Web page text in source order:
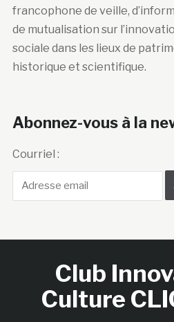
francophone de veille,
de mutualisation sur
sociale dans les lieux de
historique et scientifique.
Abonnez-vous à la
Courriel :
Club
Culture